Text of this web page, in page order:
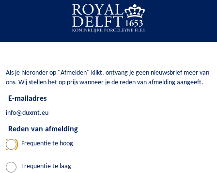
Als je hieronder op "Afmelden" klikt, ontvang je geen nieuwsbrief meer van
ons. Wij stellen het op prijs wanneer je de reden van afmelding aangeeft.
E-mailadres
info@duxmt.eu
Reden van afmelding
Frequentie te hoog
Frequentie te laag